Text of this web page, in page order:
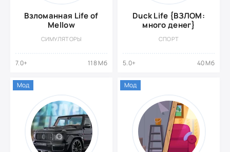
Взломанная Life of
Mellow
СИМУЛЯТОРЫ
7.0+ 118 Мб
Duck Life {ВЗЛОМ:
много денег}
СПОРТ
5.0+ 40 Мб
Мод Мод